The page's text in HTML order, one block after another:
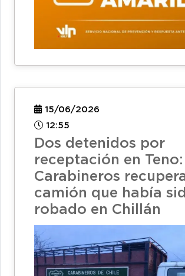
15/06/2026
12:55
Dos detenidos por
receptación en Teno:
Carabineros
camión que había
robado en Chillán